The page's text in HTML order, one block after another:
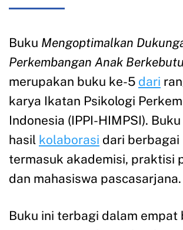
Buku Mengoptimalkan
Perkembangan Anak
merupakan buku ke-5 dari
karya Ikatan Psikologi
Indonesia (IPPI-HIMPSI).
hasil kolaborasi dari
termasuk akademisi, praktisi
dan mahasiswa pascasarjana.
Buku ini terbagi dalam empat